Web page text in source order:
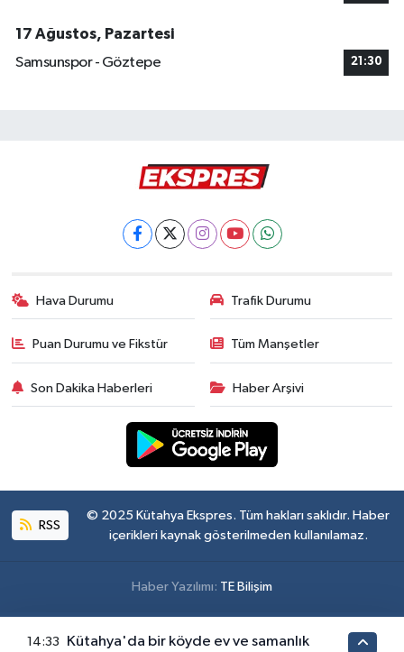
17 Ağustos, Pazartesi
Samsunspor - Göztepe
21:30
Hava Durumu Trafik Durumu
Puan Durumu ve Fikstür Tüm Manşetler
Son Dakika Haberleri Haber Arşivi
RSS
© 2025 Kütahya Ekspres. Tüm hakları saklıdır. Haber
içerikleri kaynak gösterilmeden kullanılamaz.
Haber Yazılımı: TE Bilişim
14:33 Kütahya'da bir köyde ev ve samanlık